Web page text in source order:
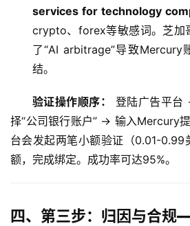
services for technology
crypto、forex等敏感词。芝加
了“AI arbitrage”导致
结。
验证操作顺序：
登陆广告平
择“公司银行账户” → 输入Mercury
台会发起两笔小额验证（0.01-0.99
额，完成绑定。成功率可达95%。
四、第三步：归因与合